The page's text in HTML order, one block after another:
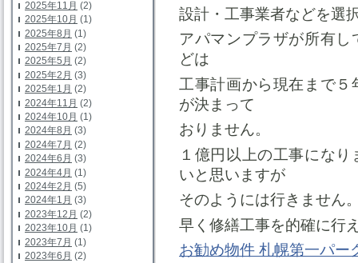
2025年11月 (2)
2025年10月 (1)
2025年8月 (1)
2025年7月 (2)
2025年5月 (2)
2025年2月 (3)
2025年1月 (2)
2024年11月 (2)
2024年10月 (1)
2024年8月 (3)
2024年7月 (2)
2024年6月 (3)
2024年4月 (1)
2024年2月 (5)
2024年1月 (3)
2023年12月 (2)
2023年10月 (1)
2023年7月 (1)
2023年6月 (2)
設計・工事業者などを選
アパマンプラザが所有
どは
工事計画から現在まで
が決まって
おりません。
１億円以上の工事にな
いと思いますが
そのようには行きません
早く修繕工事を的確に行
お勧め物件 札幌第一パー